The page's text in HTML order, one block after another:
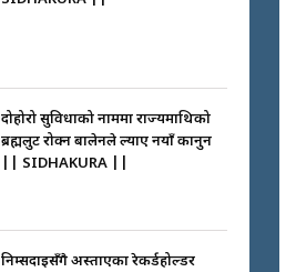
दोहोरो सुविधाको नाममा राज्यमाथिको
ब्रह्मलुट रोक्न बालेनले ल्याए नयाँ कानुन
|| SIDHAKURA ||
निम्सदाइसँगै अस्ताएका रेकर्डहोल्डर